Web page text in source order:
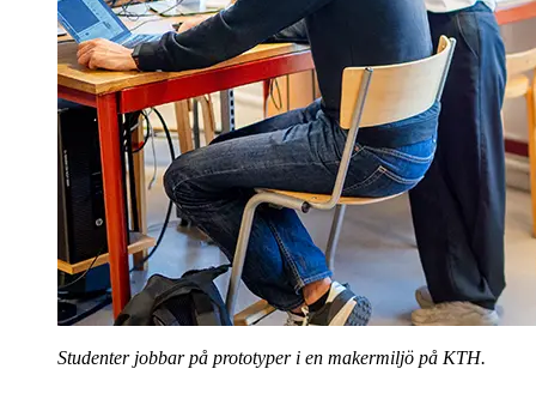
Studenter jobbar på prototyper i en makermiljö på KTH.